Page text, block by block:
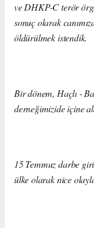
ve DHKP-C terör
sonuç olarak
öldürülmek istendik.
Bir dönem, Haçlı -
derneğimizide içine
15 Temmuz darbe
ülke olarak nice